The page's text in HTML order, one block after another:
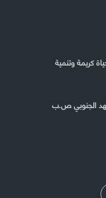
كريمة وتنمية
الجنوبي ص.ب